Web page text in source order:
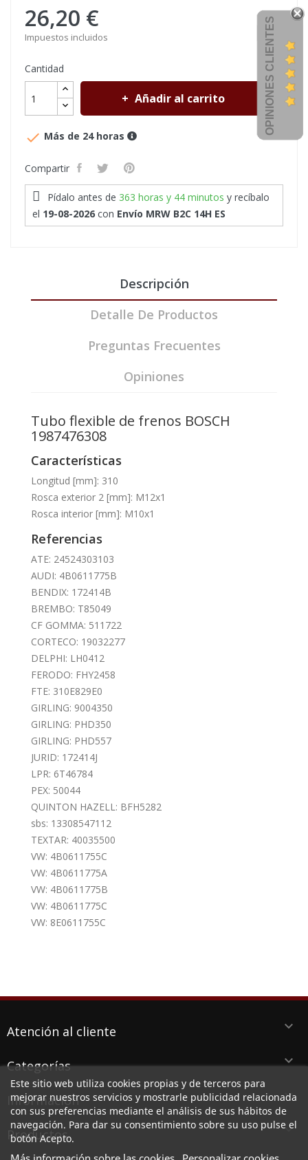
26,20 €
Impuestos incluidos
Cantidad
Añadir al carrito
 Más de 24 horas
Compartir
Pídalo antes de 363 horas y 44 minutos y recíbalo
el 19-08-2026 con Envío MRW B2C 14H ES
Descripción
Detalle De Productos
Preguntas Frecuentes
Opiniones
Tubo flexible de frenos BOSCH
1987476308
Características
Longitud [mm]: 310
Rosca exterior 2 [mm]: M12x1
Rosca interior [mm]: M10x1
Referencias
ATE: 24524303103
AUDI: 4B0611775B
BENDIX: 172414B
BREMBO: T85049
CF GOMMA: 511722
CORTECO: 19032277
DELPHI: LH0412
FERODO: FHY2458
FTE: 310E829E0
GIRLING: 9004350
GIRLING: PHD350
GIRLING: PHD557
JURID: 172414J
LPR: 6T46784
PEX: 50044
QUINTON HAZELL: BFH5282
sbs: 13308547112
TEXTAR: 40035500
VW: 4B0611755C
VW: 4B0611775A
VW: 4B0611775B
VW: 4B0611775C
VW: 8E0611755C
Atención al cliente keyboard_arrow_down
Categorías keyboard_arrow_down
Información keyboard_arrow_down
Productos keyboard_arrow_down
Este sitio web utiliza cookies propias y de terceros para
mejorar nuestros servicios y mostrarle publicidad relacionada
con sus preferencias mediante el análisis de sus hábitos de
navegación. Para dar su consentimiento sobre su uso pulse el
botón Acepto.
OPINIONES CLIENTES